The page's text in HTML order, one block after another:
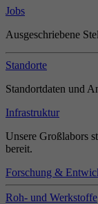
Jobs
Ausgeschriebene
Standorte
Standortdaten und
Infrastruktur
Unsere Großlabors
bereit.
Forschung &
Roh- und Werkstoffe